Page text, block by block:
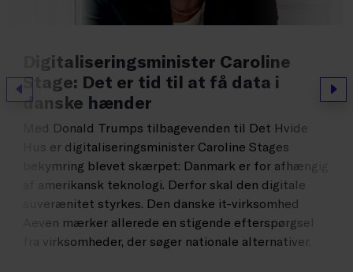
Forrige
Digitaliseringsminister Caroline
Stage: Det er tid til at få data i
danske hænder
Med Donald Trumps tilbagevenden til Det Hvide
Hus er digitaliseringsminister Caroline Stages
bekymring blevet skærpet: Danmark er for afhængig
af amerikansk teknologi. Derfor skal den digitale
suverænitet styrkes. Den danske it-virksomhed
Aeven mærker allerede en stigende efterspørgsel
fra virksomheder, der søger nationale alternativer.